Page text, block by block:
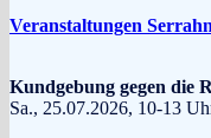
Veranstaltungen
Kundgebung gegen die
Sa., 25.07.2026, 10-13